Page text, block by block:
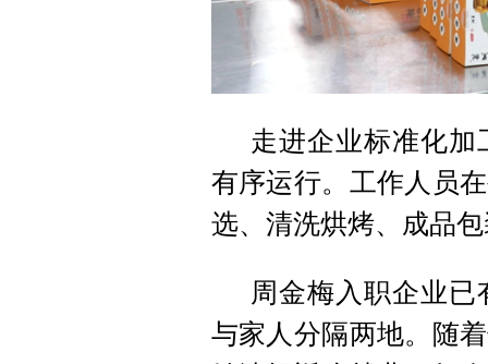
走进企业标准化
有序运行。工作人员
选、清洗烘烤、成品
周金梅入职企业
与家人分隔两地。随